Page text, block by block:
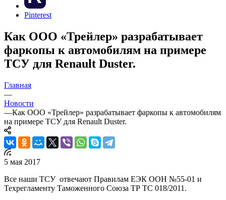
Pinterest
Как ООО «Трейлер» разрабатывает
фаркопы к автомобилям на примере
ТСУ для Renault Duster.
Главная
—
Новости
—Как ООО «Трейлер» разрабатывает фаркопы к автомобилям
на примере ТСУ для Renault Duster.
5 мая 2017
Все наши ТСУ отвечают Правилам ЕЭК ООН №55-01 и
Техрегламенту Таможенного Союза ТР ТС 018/2011.